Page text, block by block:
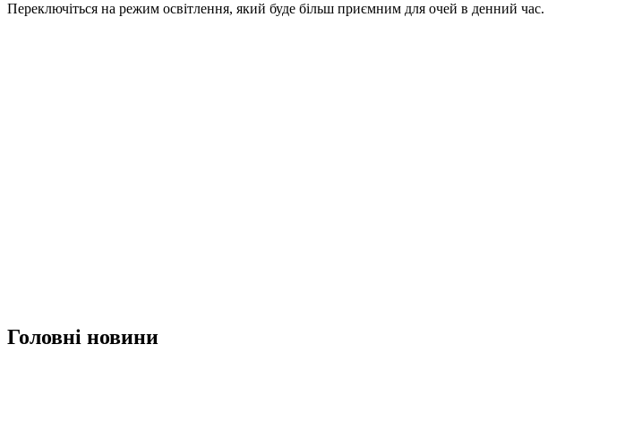
Переключіться на режим освітлення, який буде більш приємним для очей в денний час.
Головні новини